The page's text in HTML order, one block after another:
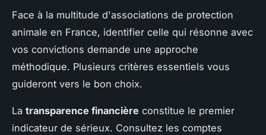
Face à la multitude d'associations de protection
animale en France, identifier celle qui résonne avec
vos convictions demande une approche
méthodique. Plusieurs critères essentiels vous
guideront vers le bon choix.
La transparence financière constitue le premier
indicateur de sérieux. Consultez les comptes